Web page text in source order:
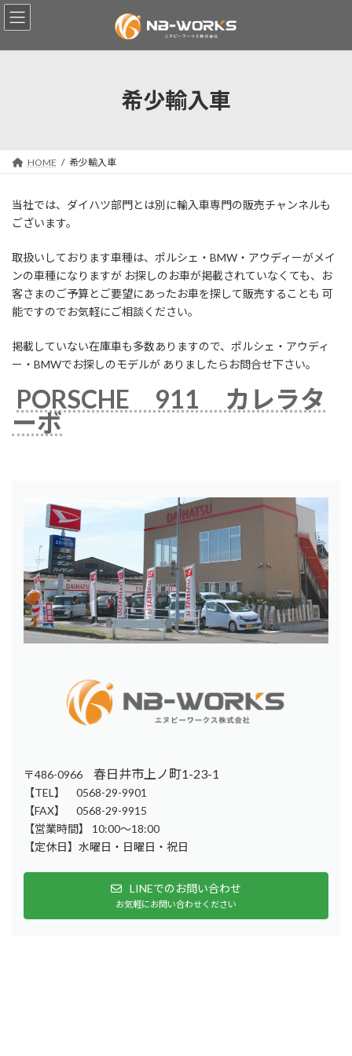
コ
ン
ン
プ
ナ
ビ
ー
動
希少輸入車
HOME 希少輸入車
当社では、ダイハツ部門とは別に輸入車専門の販売チャンネルも
ございます。
取扱いしております車種は、ポルシェ・BMW・アウディーがメイ
ンの車種になりますが お探しのお車が掲載されていなくても、お
客さまのご予算とご要望にあったお車を探して販売することも 可
能ですのでお気軽にご相談ください。
掲載していない在庫車も多数ありますので、ポルシェ・アウディ
ー・BMWでお探しのモデルが ありましたらお問合せ下さい。
PORSCHE 911 カレラタ
ーボ
〒486-0966 春日井市上ノ町1-23-1
【TEL】 0568-29-9901
【FAX】 0568-29-9915
【営業時間】 10:00～18:00
【定休日】水曜日・日曜日・祝日
LINEでのお問い合わせ
お気軽にお問い合わせください